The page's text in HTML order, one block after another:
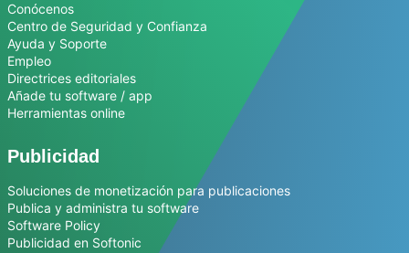
Conócenos
Centro de Seguridad y Confianza
Ayuda y Soporte
Empleo
Directrices editoriales
Añade tu software / app
Herramientas online
Publicidad
Soluciones de monetización para publicaciones
Publica y administra tu software
Software Policy
Publicidad en Softonic